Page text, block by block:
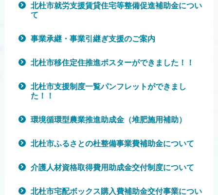
北杜市就労支援賃貸住宅等整備促進補助金につい
て
事業承継・事業引継ぎ支援のご案内
北杜市移住定住推進ポスターができました！！
北杜市支援制度一覧パンフレットができまし
た！！
環境循環型農業推進助成金（堆肥施用補助）
北杜市ふるさとの杜整備事業費補助金について
介護人材資格取得費用助成金交付制度について
北杜市宅配ボックス購入費補助金交付事業につい